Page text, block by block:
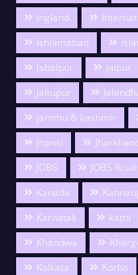
ingland
Ishlamabad
Jabalpur
Jaipur
Jaitupur
jammu & kashmir
Jhansi
JOBS
JOBS
Kanada
Kannauj
Karnatak
katni
Khandwa
Kolkata
Korba